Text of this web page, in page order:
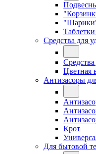
Таблетки
Средства для
Цветная
Антизасоры
Крот
Для бытовой